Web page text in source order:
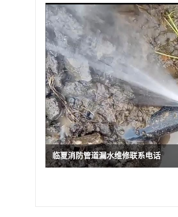
临夏消防管道漏水维修联系电话